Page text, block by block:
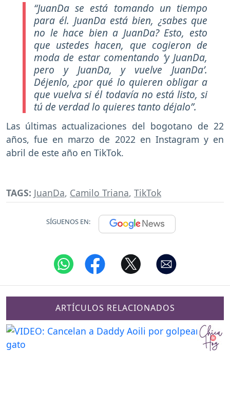
“JuanDa se está tomando un tiempo
para él. JuanDa está bien, ¿sabes que
no le hace bien a JuanDa? Esto, esto
que ustedes hacen, que cogieron de
moda de estar comentando ‘y JuanDa,
pero y JuanDa, y vuelve JuanDa’.
Déjenlo, ¿por qué lo quieren obligar a
que vuelva si él todavía no está listo, si
tú de verdad lo quieres tanto déjalo”.
Las últimas actualizaciones del bogotano de 22
años, fue en marzo de 2022 en Instagram y en
abril de este año en TikTok.
TAGS: JuanDa, Camilo Triana, TikTok
SÍGUENOS EN:
ARTÍCULOS RELACIONADOS